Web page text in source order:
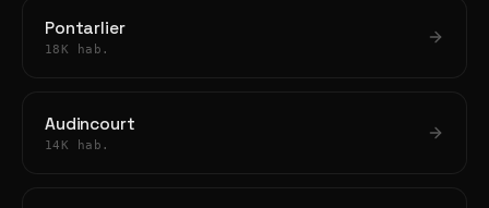
Pontarlier
18K hab.
Audincourt
14K hab.